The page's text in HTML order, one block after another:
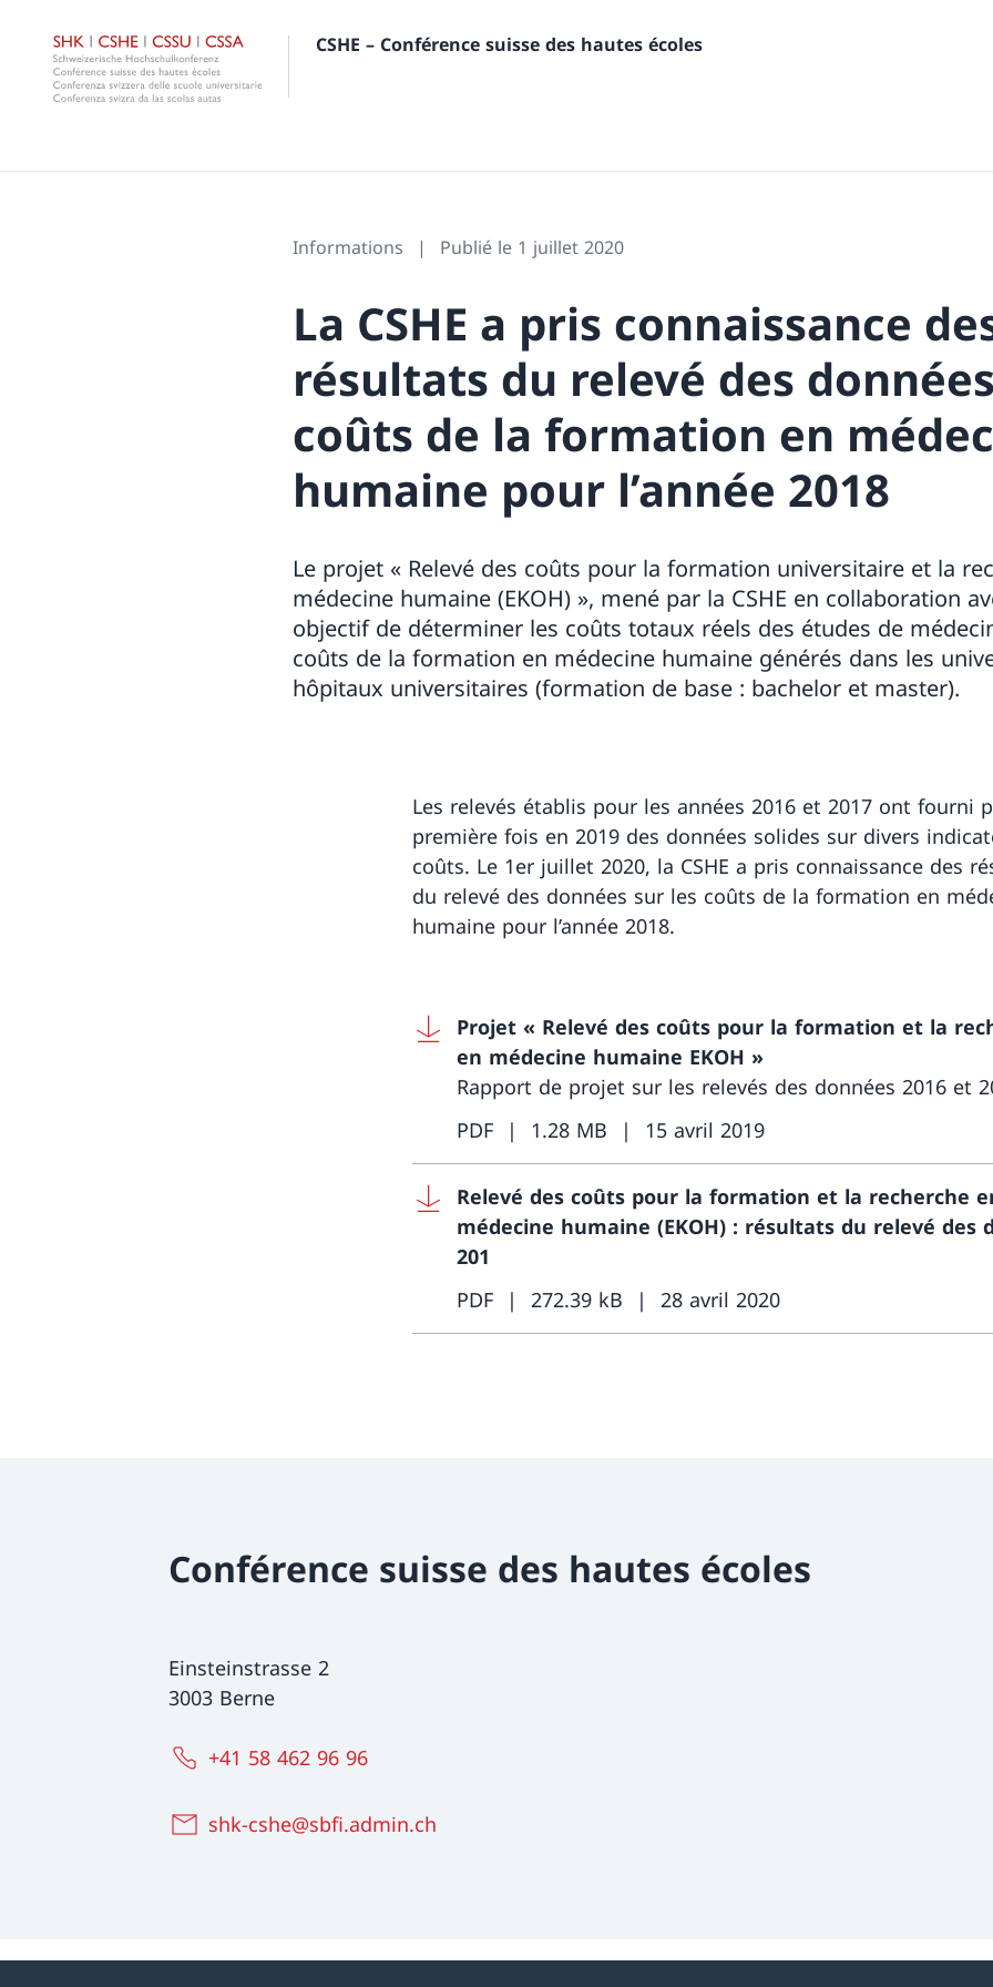
CSHE – Conférence suisse des hautes écoles
Informations Publié le 1 juillet 2020
La CSHE a pris connaissance
résultats du relevé des
coûts de la formation en
humaine pour l’année 2018
Le projet « Relevé des coûts pour la formation universitaire et la
médecine humaine (EKOH) », mené par la CSHE en collaboration
objectif de déterminer les coûts totaux réels des études de
coûts de la formation en médecine humaine générés dans les
hôpitaux universitaires (formation de base : bachelor et master).
Les relevés établis pour les années 2016 et 2017 ont fourni
première fois en 2019 des données solides sur divers
coûts. Le 1er juillet 2020, la CSHE a pris connaissance des
du relevé des données sur les coûts de la formation en
humaine pour l’année 2018.
Projet « Relevé des coûts pour la formation et la
en médecine humaine EKOH »
Rapport de projet sur les relevés des données 2016 et
PDF
1.28 MB 15 avril 2019
Relevé des coûts pour la formation et la recherche
médecine humaine (EKOH) : résultats du relevé des
201
PDF
272.39 kB 28 avril 2020
Conférence suisse des hautes écoles
Einsteinstrasse 2
3003 Berne
+41 58 462 96 96
shk-cshe@sbfi.admin.ch